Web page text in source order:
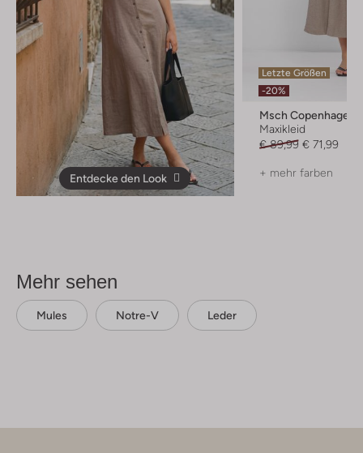
Entdecke den Look
Letzte Größen
-20%
Msch Copenhagen
Maxikleid
€ 89,99 € 71,99
+ mehr farben
Mehr sehen
Mules Notre-V Leder